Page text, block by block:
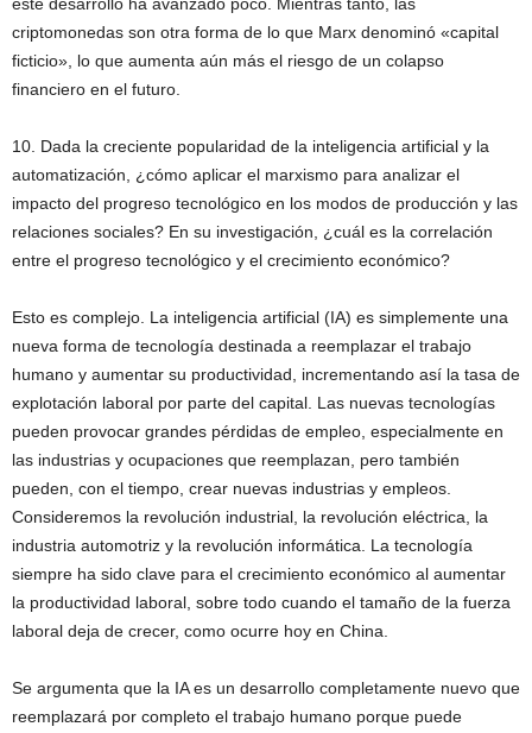
criptomonedas son otra forma de lo que Marx denominó «capital
ficticio», lo que aumenta aún más el riesgo de un colapso
financiero en el futuro.
10. Dada la creciente popularidad de la inteligencia artificial y la
automatización, ¿cómo aplicar el marxismo para analizar el
impacto del progreso tecnológico en los modos de producción y las
relaciones sociales? En su investigación, ¿cuál es la correlación
entre el progreso tecnológico y el crecimiento económico?
Esto es complejo. La inteligencia artificial (IA) es simplemente una
nueva forma de tecnología destinada a reemplazar el trabajo
humano y aumentar su productividad, incrementando así la tasa de
explotación laboral por parte del capital. Las nuevas tecnologías
pueden provocar grandes pérdidas de empleo, especialmente en
las industrias y ocupaciones que reemplazan, pero también
pueden, con el tiempo, crear nuevas industrias y empleos.
Consideremos la revolución industrial, la revolución eléctrica, la
industria automotriz y la revolución informática. La tecnología
siempre ha sido clave para el crecimiento económico al aumentar
la productividad laboral, sobre todo cuando el tamaño de la fuerza
laboral deja de crecer, como ocurre hoy en China.
Se argumenta que la IA es un desarrollo completamente nuevo que
reemplazará por completo el trabajo humano porque puede